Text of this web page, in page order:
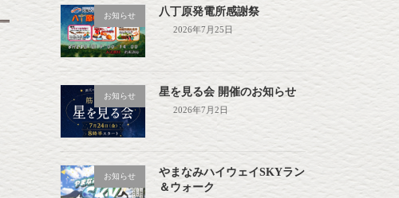
お知らせ 八丁原発電所感謝祭
2026年7月25日
お知らせ 星を見る会 開催のお知らせ
2026年7月2日
お知らせ
やまなみハイウェイSKYラン
＆ウォーク